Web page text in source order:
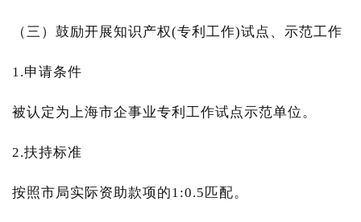
（三）鼓励开展知识产权(专利工作)试点、示范工作
1.申请条件
被认定为上海市企事业专利工作试点示范单位。
2.扶持标准
按照市局实际资助款项的1:0.5匹配。